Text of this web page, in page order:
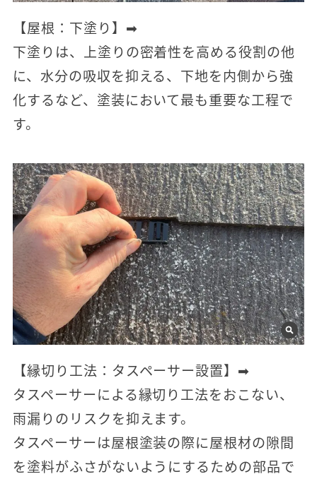
【屋根：下塗り】➡
下塗りは、上塗りの密着性を高める役割の他
に、水分の吸収を抑える、下地を内側から強
化するなど、塗装において最も重要な工程で
す。
【縁切り工法：タスペーサー設置】➡
タスペーサーによる縁切り工法をおこない、
雨漏りのリスクを抑えます。
タスペーサーは屋根塗装の際に屋根材の隙間
を塗料がふさがないようにするための部品で